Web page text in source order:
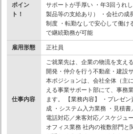
ポイン
ト！
サポートが手厚い ・年3回うれ
製品等の支給あり） ・会社の成
制度 ・転勤なしで安心して働け
で継続勤務が可能
雇用形態 正社員
仕事内容
ご就業先は、企業の物流を支え
開発・仲介を行う不動産・建設
本ポジションは、会社全体（主
える事業サポート部にて、事務
ます。 【業務内容】 ・プレゼ
成 ・システム入力業務 ・見積書
電話対応／来客対応／スケジュ
オフィス業務 社内の複数部門と